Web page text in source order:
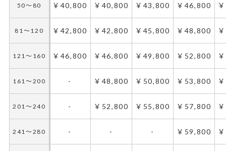
50～80 ￥40,800 ￥40,800 ￥43,800 ￥46,800
81～120 ￥42,800 ￥42,800 ￥45,800 ￥48,800
121～160 ￥46,800 ￥46,800 ￥49,800 ￥52,800
161～200 - ￥48,800 ￥50,800 ￥53,800
201～240 - ￥52,800 ￥55,800 ￥57,800
241～280 - - - ￥59,800